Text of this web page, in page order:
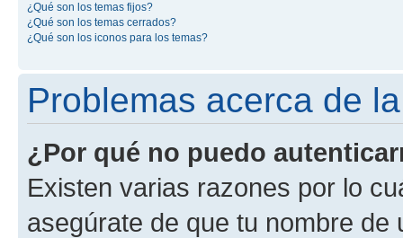
¿Qué son los temas fijos?
¿Qué son los temas cerrados?
¿Qué son los iconos para los temas?
Problemas acerca de
¿Por qué no puedo
Existen varias razones por lo
asegúrate de que tu nombre